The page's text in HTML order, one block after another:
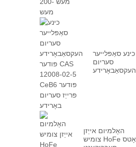
כינע סאַפּלייער
סעריום
העקסאַבאָרידע
האָלמיום אייַזן
צומיש HoFe ינגאָטס